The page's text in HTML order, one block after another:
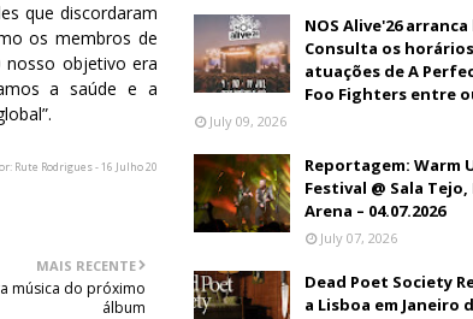
que discordaram
os membros de
nosso objetivo era
a saúde e a
Rute Rodrigues - 16 Julho 20
MAIS RECENTE
música do próximo
álbum
NOS Alive'26
Consulta os
atuações de A
Foo Fighters entre
July 09, 2026
Reportagem: Warm
Festival @ Sala Tejo,
Arena – 04.07.2026
July 07, 2026
Dead Poet Society
a Lisboa em Janeiro